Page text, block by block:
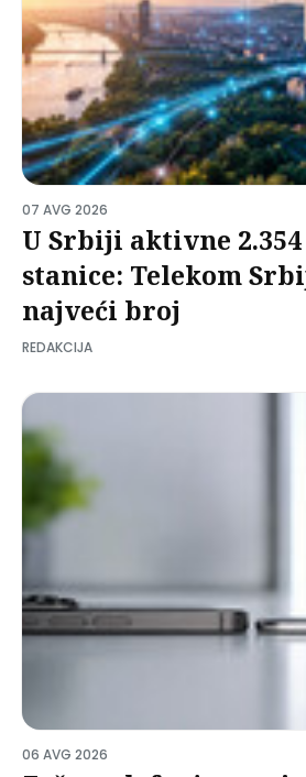
07 AVG 2026
U Srbiji aktivne 2.354
stanice: Telekom
najveći broj
REDAKCIJA
06 AVG 2026